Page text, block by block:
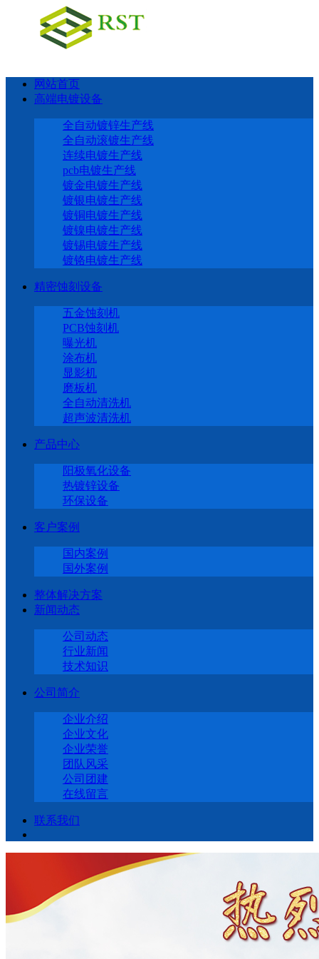
网站首页
高端电镀设备
全自动镀锌生产线
全自动滚镀生产线
连续电镀生产线
pcb电镀生产线
镀金电镀生产线
镀银电镀生产线
镀铜电镀生产线
镀镍电镀生产线
镀锡电镀生产线
镀铬电镀生产线
精密蚀刻设备
五金蚀刻机
PCB蚀刻机
曝光机
涂布机
显影机
磨板机
全自动清洗机
超声波清洗机
产品中心
阳极氧化设备
热镀锌设备
环保设备
客户案例
国内案例
国外案例
整体解决方案
新闻动态
公司动态
行业新闻
技术知识
公司简介
企业介绍
企业文化
企业荣誉
团队风采
公司团建
在线留言
联系我们